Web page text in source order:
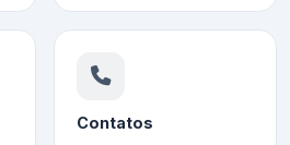
Contatos